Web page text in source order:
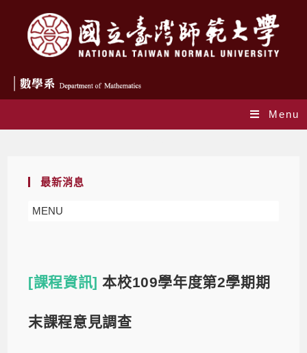
Menu
最新消息
MENU
[課程資訊]本校109學年度第2學期期
末課程意見調查